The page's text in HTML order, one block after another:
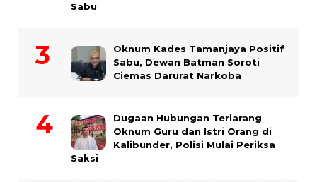
Sabu
Oknum Kades Tamanjaya Positif
Sabu, Dewan Batman Soroti
Ciemas Darurat Narkoba
Dugaan Hubungan Terlarang
Oknum Guru dan Istri Orang di
Kalibunder, Polisi Mulai Periksa
Saksi